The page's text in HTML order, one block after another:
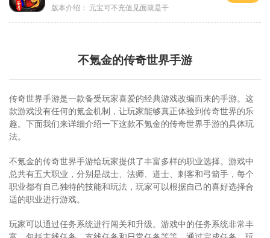
版本介绍： 元宝可不充值见面就是干
不氪金的传奇世界手游
传奇世界手游是一款备受玩家喜爱的经典游戏改编而来的手游。这
款游戏没有任何的氪金机制，让玩家能够真正体验到传奇世界的乐
趣。下面我们来详细介绍一下这款不氪金的传奇世界手游的具体玩
法。
不氪金的传奇世界手游给玩家提供了丰富多样的职业选择。游戏中
总共有五大职业，分别是战士、法师、道士、刺客和弓箭手，每个
职业都有自己独特的技能和玩法，玩家可以根据自己的喜好选择合
适的职业进行游戏。
玩家可以通过任务系统进行闯关和升级。游戏中的任务系统非常丰